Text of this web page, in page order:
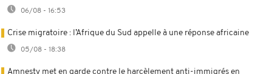
06/08 - 16:53
Crise migratoire : l’Afrique du Sud appelle à une réponse africaine
05/08 - 18:38
Amnesty met en garde contre le harcèlement anti-immigrés en